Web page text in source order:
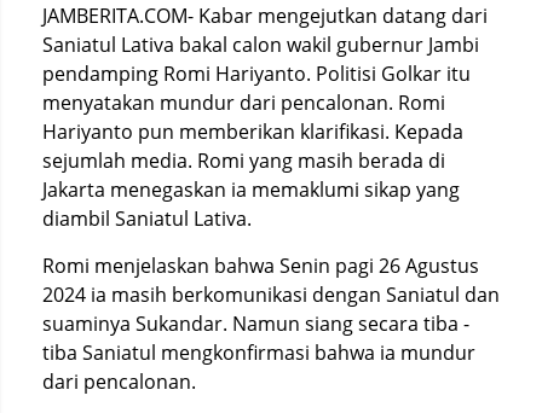
JAMBERITA.COM- Kabar mengejutkan datang dari
Saniatul Lativa bakal calon wakil gubernur Jambi
pendamping Romi Hariyanto. Politisi Golkar itu
menyatakan mundur dari pencalonan. Romi
Hariyanto pun memberikan klarifikasi. Kepada
sejumlah media. Romi yang masih berada di
Jakarta menegaskan ia memaklumi sikap yang
diambil Saniatul Lativa.
Romi menjelaskan bahwa Senin pagi 26 Agustus
2024 ia masih berkomunikasi dengan Saniatul dan
suaminya Sukandar. Namun siang secara tiba -
tiba Saniatul mengkonfirmasi bahwa ia mundur
dari pencalonan.